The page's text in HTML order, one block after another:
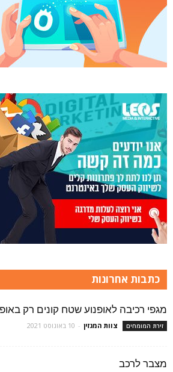
כתבות אחרונות
מגפי רכיבה לאופנוע שטח קונים רק
זירת המומחים צוות המגזין - 10 באוגוסט 2021
מצבר לרכב